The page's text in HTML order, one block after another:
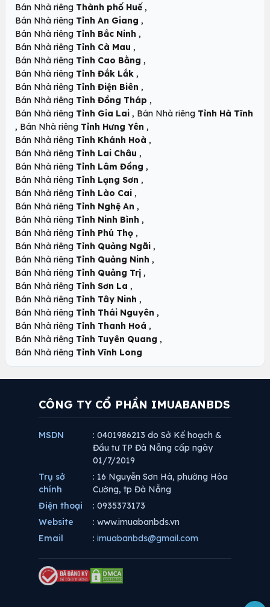
Bán Nhà riêng Thành phố Huế ,
Bán Nhà riêng Tỉnh An Giang ,
Bán Nhà riêng Tỉnh Bắc Ninh ,
Bán Nhà riêng Tỉnh Cà Mau ,
Bán Nhà riêng Tỉnh Cao Bằng ,
Bán Nhà riêng Tỉnh Đắk Lắk ,
Bán Nhà riêng Tỉnh Điện Biên ,
Bán Nhà riêng Tỉnh Đồng Tháp ,
Bán Nhà riêng Tỉnh Gia Lai , Bán Nhà riêng Tỉnh Hà Tĩnh
, Bán Nhà riêng Tỉnh Hưng Yên ,
Bán Nhà riêng Tỉnh Khánh Hoà ,
Bán Nhà riêng Tỉnh Lai Châu ,
Bán Nhà riêng Tỉnh Lâm Đồng ,
Bán Nhà riêng Tỉnh Lạng Sơn ,
Bán Nhà riêng Tỉnh Lào Cai ,
Bán Nhà riêng Tỉnh Nghệ An ,
Bán Nhà riêng Tỉnh Ninh Bình ,
Bán Nhà riêng Tỉnh Phú Thọ ,
Bán Nhà riêng Tỉnh Quảng Ngãi ,
Bán Nhà riêng Tỉnh Quảng Ninh ,
Bán Nhà riêng Tỉnh Quảng Trị ,
Bán Nhà riêng Tỉnh Sơn La ,
Bán Nhà riêng Tỉnh Tây Ninh ,
Bán Nhà riêng Tỉnh Thái Nguyên ,
Bán Nhà riêng Tỉnh Thanh Hoá ,
Bán Nhà riêng Tỉnh Tuyên Quang ,
Bán Nhà riêng Tỉnh Vĩnh Long
CÔNG TY CỔ PHẦN IMUABANBDS
MSDN
: 0401986213 do Sở Kế hoạch &
Đầu tư TP Đà Nẵng cấp ngày
01/7/2019
Trụ sở
chính
: 16 Nguyễn Sơn Hà, phường Hòa
Cường, tp Đà Nẵng
Điện thoại
: 0935373173
Website
: www.imuabanbds.vn
Email
: imuabanbds@gmail.com